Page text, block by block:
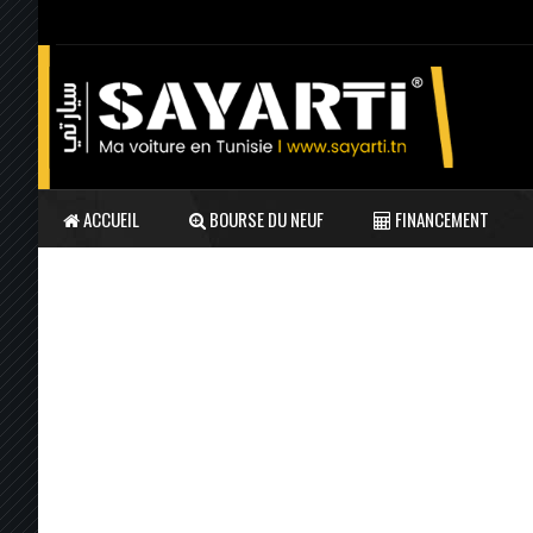
ACCUEIL BOURSE DU NEUF FINANCEMENT